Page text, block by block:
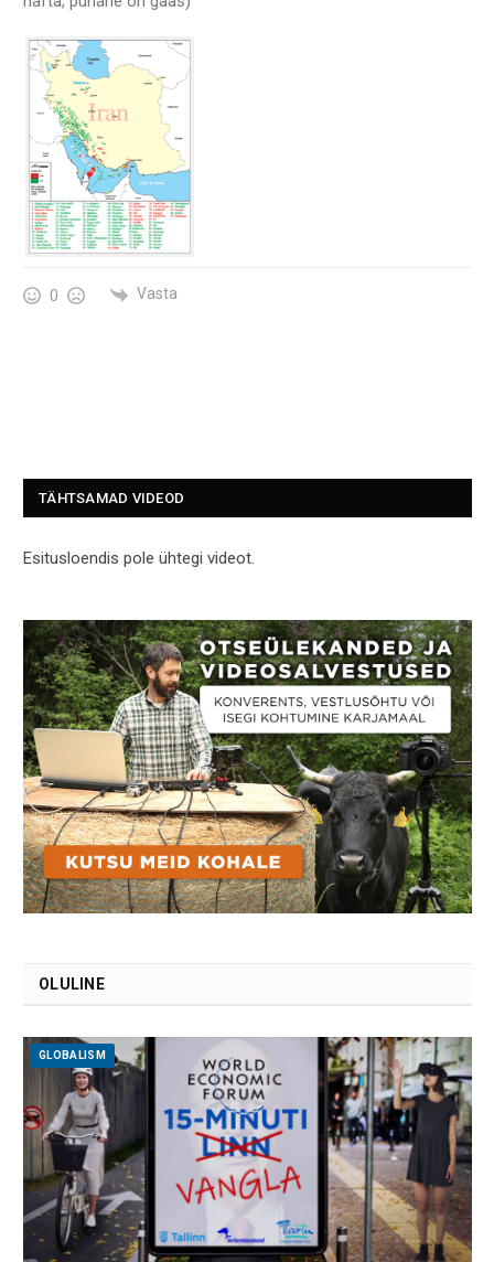
0 Vasta
TÄHTSAMAD VIDEOD
Esitusloendis pole ühtegi videot.
OLULINE
GLOBALISM